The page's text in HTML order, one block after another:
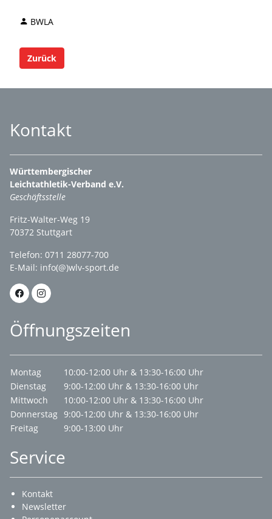
BWLA
Zurück
Kontakt
Württembergischer
Leichtathletik-Verband e.V.
Geschäftsstelle
Fritz-Walter-Weg 19
70372 Stuttgart
Telefon: 0711 28077-700
E-Mail: info(@)wlv-sport.de
Öffnungszeiten
Montag
10:00-12:00 Uhr & 13:30-16:00 Uhr
Dienstag
9:00-12:00 Uhr & 13:30-16:00 Uhr
Mittwoch
10:00-12:00 Uhr & 13:30-16:00 Uhr
Donnerstag 9:00-12:00 Uhr & 13:30-16:00 Uhr
Freitag
9:00-13:00 Uhr
Service
Kontakt
Newsletter